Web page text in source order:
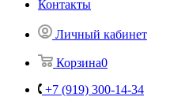
Контакты
Личный кабинет
Корзина0
+7 (919) 300-14-34